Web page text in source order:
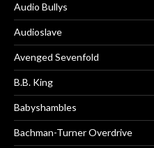
Audio Bullys
Audioslave
Avenged Sevenfold
B.B. King
Babyshambles
Bachman-Turner Overdrive